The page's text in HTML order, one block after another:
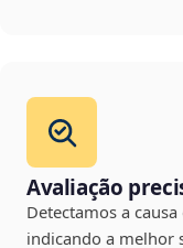
Avaliação
Detectamos a
indicando a melhor